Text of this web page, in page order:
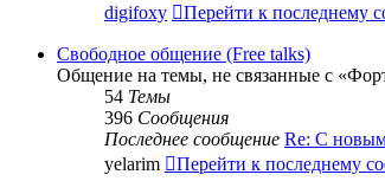
digifoxy
Перейти к последнему
Свободное общение (Free talks)
Общение на темы, не связанные с
54 Темы
396 Сообщения
Последнее сообщение Re: С
yelarim
Перейти к последнему